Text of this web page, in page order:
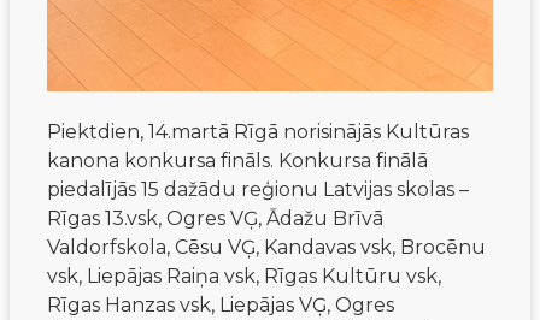
Piektdien, 14.martā Rīgā norisinājās Kultūras
kanona konkursa fināls. Konkursa finālā
piedalījās 15 dažādu reģionu Latvijas skolas –
Rīgas 13.vsk, Ogres VĢ, Ādažu Brīvā
Valdorfskola, Cēsu VĢ, Kandavas vsk, Brocēnu
vsk, Liepājas Raiņa vsk, Rīgas Kultūru vsk,
Rīgas Hanzas vsk, Liepājas VĢ, Ogres